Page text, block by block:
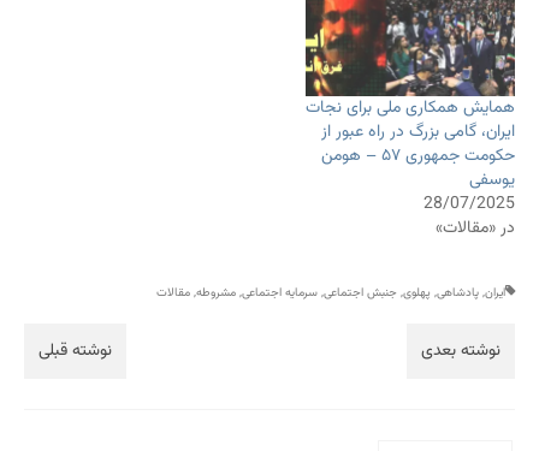
همایش همکاری ملی برای نجات
ایران، گامی بزرگ در راه عبور از
حکومت جمهوری ۵۷ – هومن
یوسفی
28/07/2025
در «مقالات»
ایران, پادشاهی, پهلوی, جنبش اجتماعی, سرمایه اجتماعی, مشروطه, مقالات
نوشته قبلی نوشته بعدی